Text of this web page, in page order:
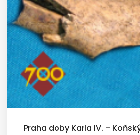
Praha doby Karla IV. –